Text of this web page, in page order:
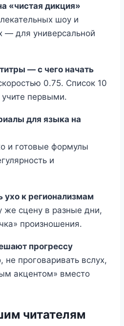
«чистая дикция»
шоу и
— для универсальной
— с чего начать
0.75. Список 10
первыми.
для языка на
и готовые формулы
и
ухо к регионализмам
же сцену в разные дни,
произношения.
прогрессу
не проговаривать вслух,
акцентом» вместо
читателям